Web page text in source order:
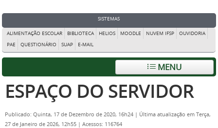
SISTEMAS
ALIMENTAÇÃO ESCOLAR BIBLIOTECA HELIOS MOODLE NUVEM IFSP
OUVIDORIA
PAE
QUESTIONÁRIO SUAP E-MAIL
MENU
ESPAÇO DO SERVIDOR
Publicado: Quinta, 17 de Dezembro de 2020, 16h24 | Última atualização em Terça,
27 de Janeiro de 2026, 12h55 | Acessos: 116764